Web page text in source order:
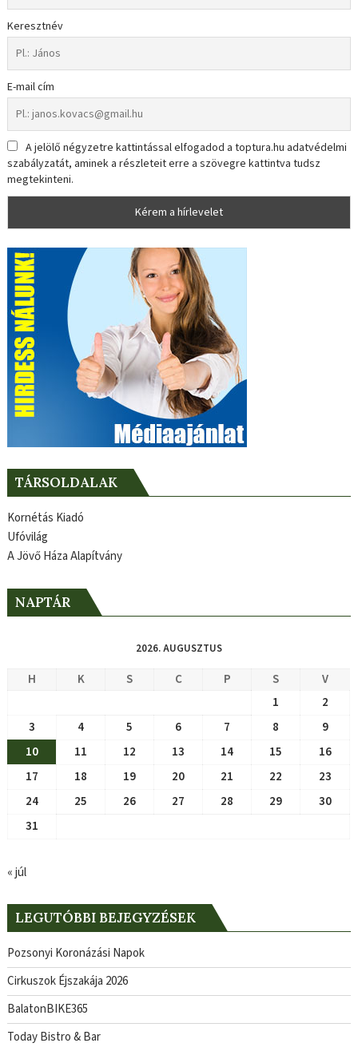
Keresztnév
E-mail cím
A jelölő négyzetre kattintással elfogadod a toptura.hu adatvédelmi
szabályzatát, aminek a részleteit erre a szövegre kattintva tudsz
megtekinteni.
TÁRSOLDALAK
Kornétás Kiadó
Ufóvilág
A Jövő Háza Alapítvány
NAPTÁR
2026. AUGUSZTUS
H K S C P S
V
1
2
3
4 5 6 7 8
9
10
11 12 13 14 15
16
17
18 19 20 21 22
23
24
25 26 27 28 29
30
31
« júl
LEGUTÓBBI BEJEGYZÉSEK
Pozsonyi Koronázási Napok
Cirkuszok Éjszakája 2026
BalatonBIKE365
Today Bistro & Bar